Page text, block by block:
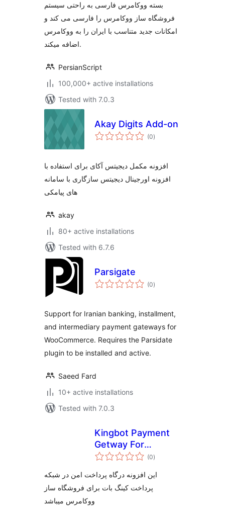
بسته ووکامرس فارسی به راحتی سیستم
فروشگاه ساز ووکامرس را فارسی می کند و
امکانات جدید متناسب با ایران را به ووکامرس
اضافه میکند.
PersianScript
100,000+ active installations
Tested with 7.0.3
Akay Digits Add-on
(0total
ratings
)
افزونه مکمل دیجیتس آکای برای استفاده با
افزونه اورجینال دیجیتس سازگاری با سامانه
های پیامکی
akay
80+ active installations
Tested with 6.7.6
Parsigate
(0total
ratings
)
Support for Iranian banking, installment,
and intermediary payment gateways for
WooCommerce. Requires the Parsidate
plugin to be installed and active.
Saeed Fard
10+ active installations
Tested with 7.0.3
Kingbot Payment
Getway For
Woocommerce
(0total
ratings
)
این افزونه درگاه پرداخت امن در شبکه
پرداخت کینگ بات برای فروشگاه ساز
ووکامرس میباشد